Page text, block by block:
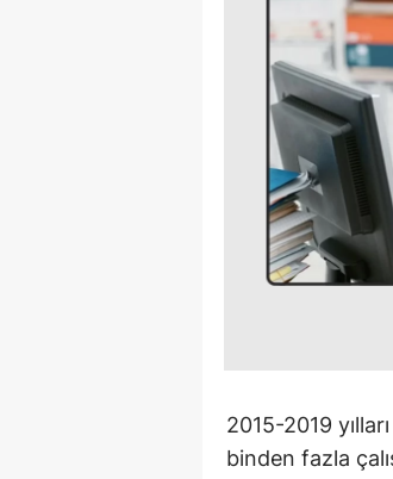
2015-2019
binden fazla